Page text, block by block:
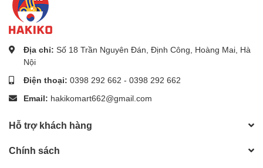
Địa chỉ: Số 18 Trần Nguyên Đán, Định Công, Hoàng Mai, Hà
Nội
Điện thoại: 0398 292 662 - 0398 292 662
Email: hakikomart662@gmail.com
Hỗ trợ khách hàng
Chính sách